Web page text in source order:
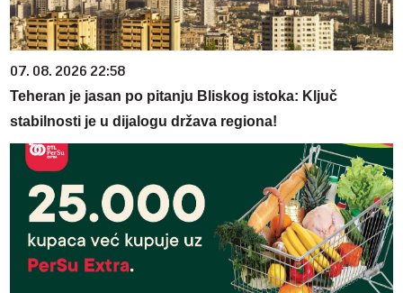
07. 08. 2026 22:58
Teheran je jasan po pitanju Bliskog istoka: Ključ
stabilnosti je u dijalogu država regiona!